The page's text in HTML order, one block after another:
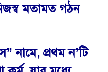
মতামত গঠন
নামে, প্রথম ন’টি